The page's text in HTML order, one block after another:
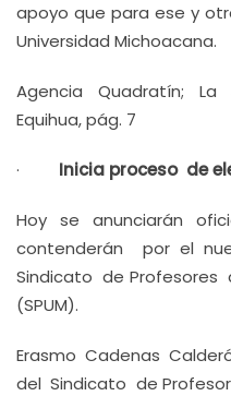
apoyo que para ese y
Universidad Michoacana.
Agencia Quadratín; La
Equihua, pág. 7
· Inicia proceso de
Hoy se anunciarán
contenderán por el
Sindicato de Profesores
(SPUM).
Erasmo Cadenas
del Sindicato de